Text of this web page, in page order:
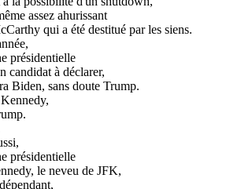
assez ahurissant
qui a été destitué par les siens.
présidentielle
candidat à déclarer,
Biden, sans doute Trump.
présidentielle
le neveu de JFK,